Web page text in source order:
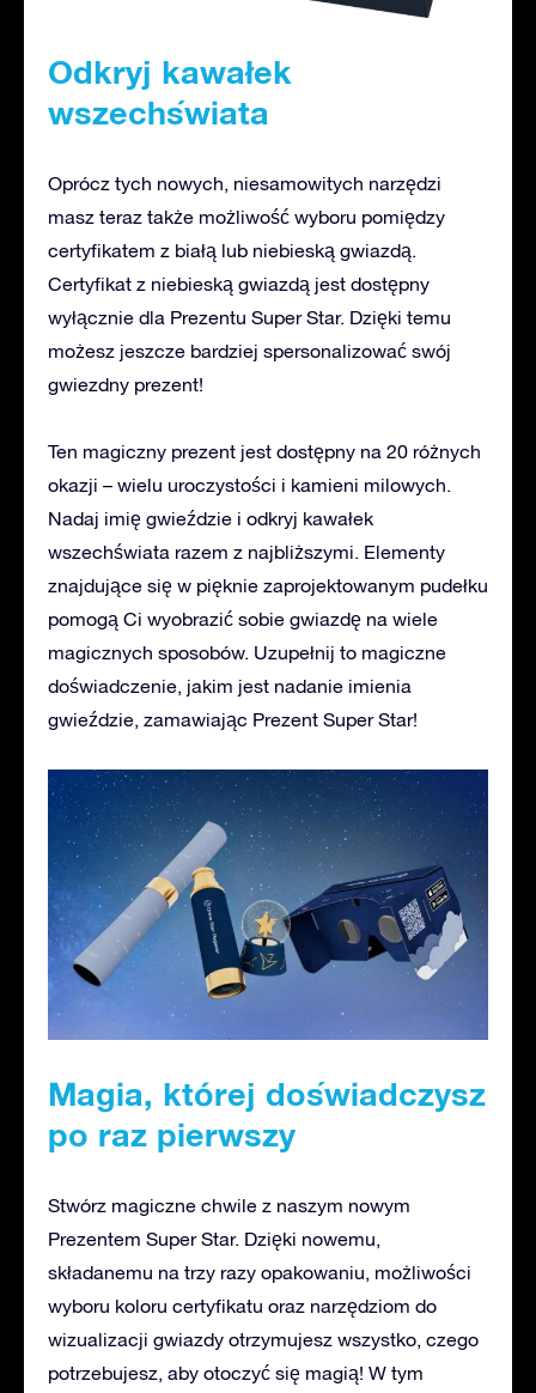
Odkryj kawałek
wszechświata
Oprócz tych nowych, niesamowitych narzędzi
masz teraz także możliwość wyboru pomiędzy
certyfikatem z białą lub niebieską gwiazdą.
Certyfikat z niebieską gwiazdą jest dostępny
wyłącznie dla Prezentu Super Star. Dzięki temu
możesz jeszcze bardziej spersonalizować swój
gwiezdny prezent!
Ten magiczny prezent jest dostępny na 20 różnych
okazji – wielu uroczystości i kamieni milowych.
Nadaj imię gwieździe i odkryj kawałek
wszechświata razem z najbliższymi. Elementy
znajdujące się w pięknie zaprojektowanym pudełku
pomogą Ci wyobrazić sobie gwiazdę na wiele
magicznych sposobów. Uzupełnij to magiczne
doświadczenie, jakim jest nadanie imienia
gwieździe, zamawiając Prezent Super Star!
Magia, której doświadczysz
po raz pierwszy
Stwórz magiczne chwile z naszym nowym
Prezentem Super Star. Dzięki nowemu,
składanemu na trzy razy opakowaniu, możliwości
wyboru koloru certyfikatu oraz narzędziom do
wizualizacji gwiazdy otrzymujesz wszystko, czego
potrzebujesz, aby otoczyć się magią! W tym